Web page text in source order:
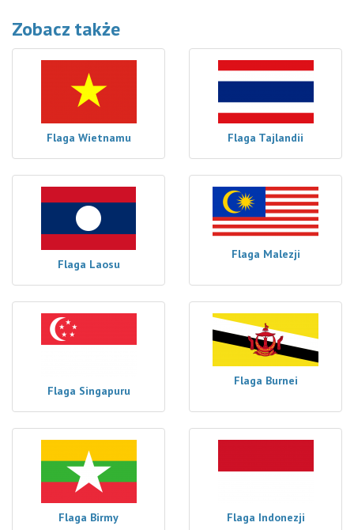
Zobacz także
Flaga Wietnamu Flaga Tajlandii
Flaga Laosu
Flaga Malezji
Flaga Singapuru
Flaga Burnei
Flaga Birmy Flaga Indonezji